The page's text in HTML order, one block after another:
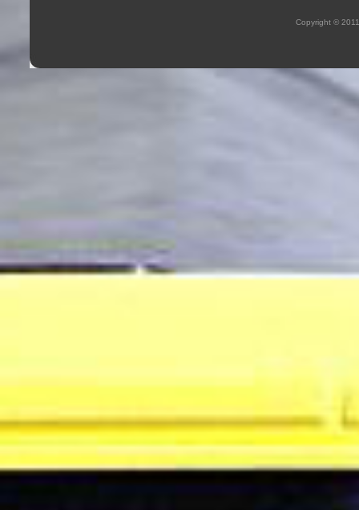
Copyright ©